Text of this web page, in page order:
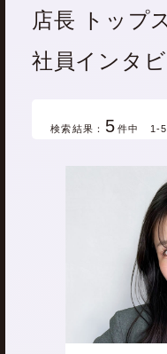
店長 トップ
社員インタ
検索結果： 5 件中 1-5